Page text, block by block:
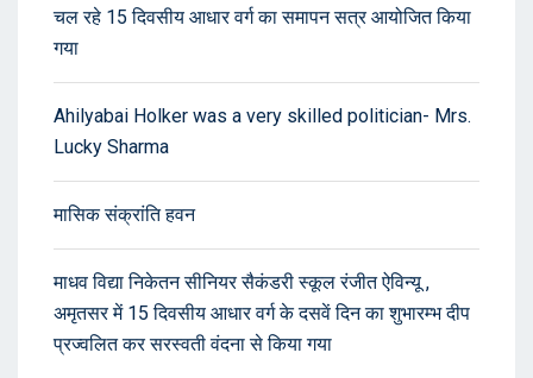
चल रहे 15 दिवसीय आधार वर्ग का समापन सत्र आयोजित किया
गया
Ahilyabai Holker was a very skilled politician- Mrs.
Lucky Sharma
मासिक संक्रांति हवन
माधव विद्या निकेतन सीनियर सैकंडरी स्कूल रंजीत ऐविन्यू ,
अमृतसर में 15 दिवसीय आधार वर्ग के दसवें दिन का शुभारम्भ दीप
प्रज्वलित कर सरस्वती वंदना से किया गया